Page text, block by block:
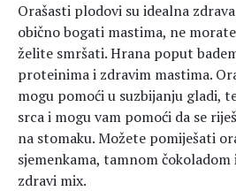
Orašasti plodovi su idealna
obično bogati mastima, ne
želite smršati. Hrana poput
proteinima i zdravim mastima.
mogu pomoći u suzbijanju gladi,
srca i mogu vam pomoći da se
na stomaku. Možete pomiješati
sjemenkama, tamnom čokoladom
zdravi mix.